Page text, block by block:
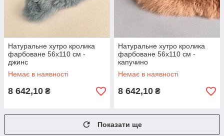
Натуральне хутро кролика
фарбоване 56х110 см -
джинс
Немає в наявності
8 642,10 ₴
Натуральне хутро кролика
фарбоване 56х110 см -
капучино
Немає в наявності
8 642,10 ₴
Показати ще